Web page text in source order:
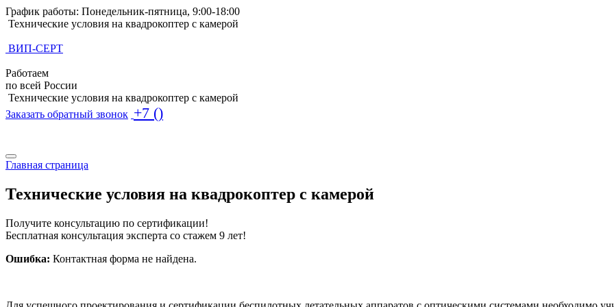
График работы: Понедельник-пятница, 9:00-18:00
Технические условия на квадрокоптер с камерой
ВИП-СЕРТ
Работаем
по всей России
Технические условия на квадрокоптер с камерой
Заказать обратный звонок +7 ()
Главная страница
Технические условия на квадрокоптер с камерой
Получите консультацию по сертификации!
Бесплатная консультация эксперта со стажем 9 лет!
Ошибка: Контактная форма не найдена.